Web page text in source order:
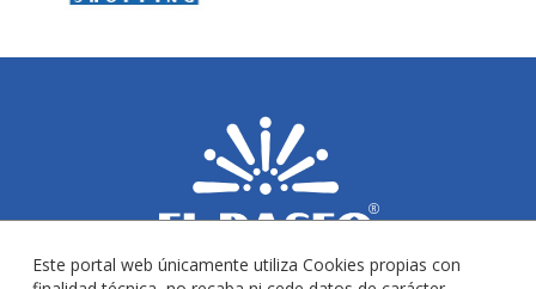
Este portal web únicamente utiliza Cookies propias con